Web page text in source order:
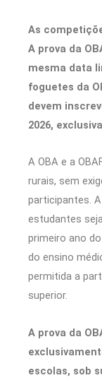
As
A prova da
mesma data
foguetes da
devem
2026,
A OBA e a
rurais, sem
participantes.
estudantes
primeiro ano
do ensino
permitida a
superior.
A prova da
escolas, sob